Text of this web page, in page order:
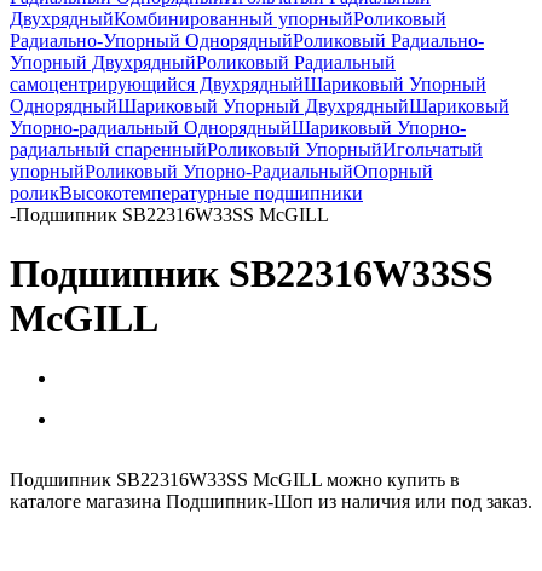
ДвухрядныйКомбинированный упорныйРоликовый
Радиально-Упорный ОднорядныйРоликовый Радиально-
Упорный ДвухрядныйРоликовый Радиальный
самоцентрирующийся ДвухрядныйШариковый Упорный
ОднорядныйШариковый Упорный ДвухрядныйШариковый
Упорно-радиальный ОднорядныйШариковый Упорно-
радиальный спаренныйРоликовый УпорныйИгольчатый
упорныйРоликовый Упорно-РадиальныйОпорный
роликВысокотемпературные подшипники
-Подшипник SB22316W33SS McGILL
Подшипник SB22316W33SS
McGILL
Подшипник SB22316W33SS McGILL можно купить в
каталоге магазина Подшипник-Шоп из наличия или под заказ.